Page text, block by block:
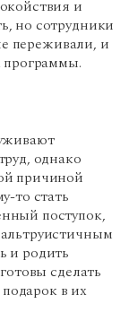
и
но сотрудники
переживали, и
программы.
однако
причиной
то стать
поступок,
и родить
сделать
в их